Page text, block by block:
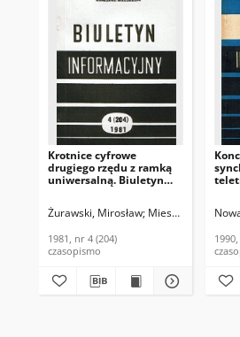
Krotnice cyfrowe
drugiego rzędu z ramką
uniwersalną. Biuletyn
(204)
Żurawski, Mirosław Mieszczanek, Jan
1981, nr 4 (204)
czasopismo